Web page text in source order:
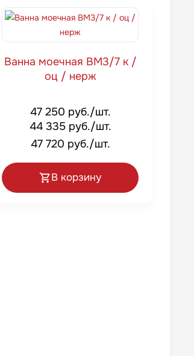
Ванна моечная ВМ3/7 к /
оц / нерж
47 250 руб./шт.
44 335 руб./шт.
47 720 руб./шт.
В корзину